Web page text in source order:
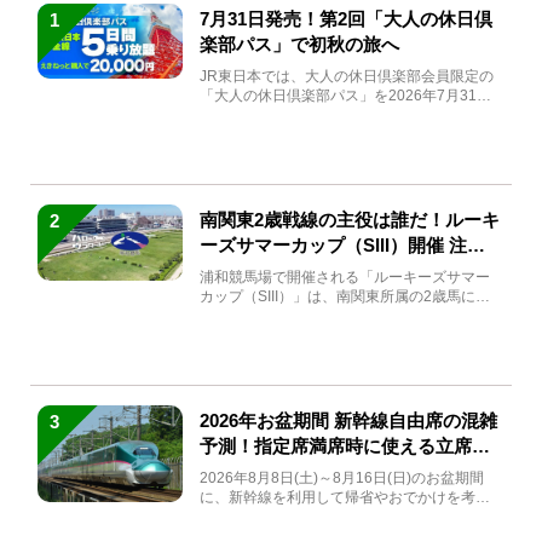
1
7月31日発売！第2回「大人の休日倶
楽部パス」で初秋の旅へ
JR東日本では、大人の休日倶楽部会員限定の
「大人の休日倶楽部パス」を2026年7月31日
2
南関東2歳戦線の主役は誰だ！ルーキ
ーズサマーカップ（SIII）開催 注目
馬と見どころをチェック
浦和競馬場で開催される「ルーキーズサマー
カップ（SIII）」は、南関東所属の2歳馬によ
3
2026年お盆期間 新幹線自由席の混雑
予測！指定席満席時に使える立席特
急券も解説
2026年8月8日(土)～8月16日(日)のお盆期間
に、新幹線を利用して帰省やおでかけを考え